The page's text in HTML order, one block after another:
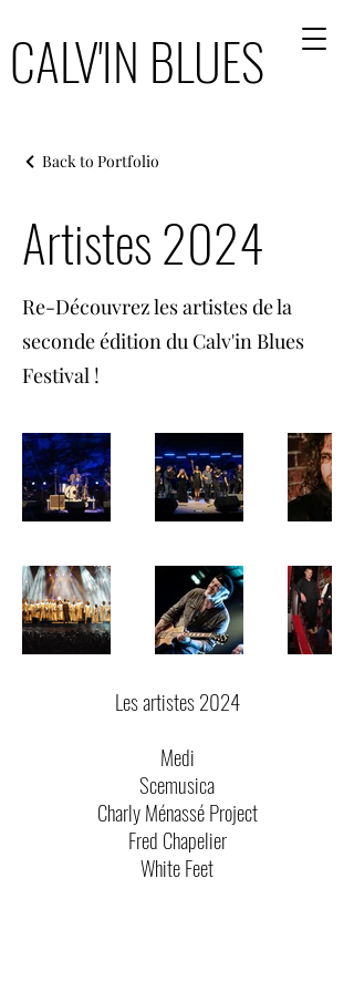
CALV'IN BLUES
CALV'IN BLUES
Back to Portfolio
Artistes 2024
Re-Découvrez les artistes de la
seconde édition du Calv'in Blues
Festival !
Les artistes 2024
Medi
Scemusica
Charly Ménassé Project
Fred Chapelier
White Feet